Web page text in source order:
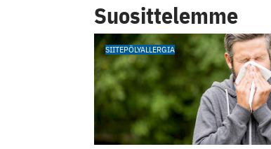
Suosittelemme
SIITEPÖLYALLERGIA